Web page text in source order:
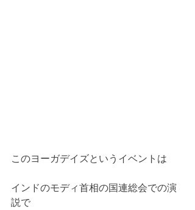
このヨーガデイズというイベントは
インドのモディ首相の国連総会での演
説で